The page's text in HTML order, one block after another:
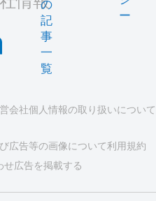
の
記
事
一
覧
ー
会社個人情報の取り扱いについて
広告等の画像について利用規約
せ広告を掲載する